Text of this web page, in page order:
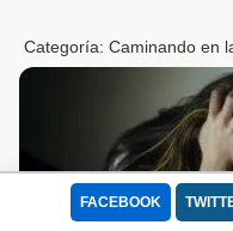
FACEBOOK
Categoría:Caminando en